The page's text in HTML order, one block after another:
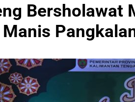
Bersholawat